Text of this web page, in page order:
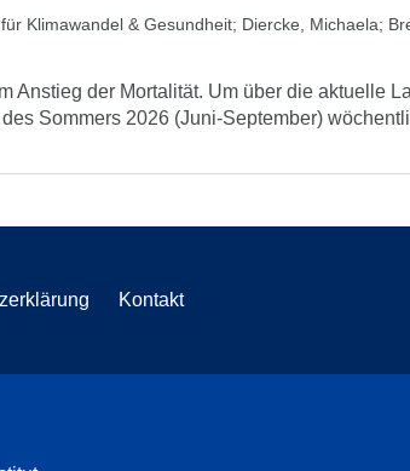
Klimawandel & Gesundheit; Diercke, Michaela;
Anstieg der Mortalität. Um über die aktuelle
Sommers 2026 (Juni-September)
Kontakt